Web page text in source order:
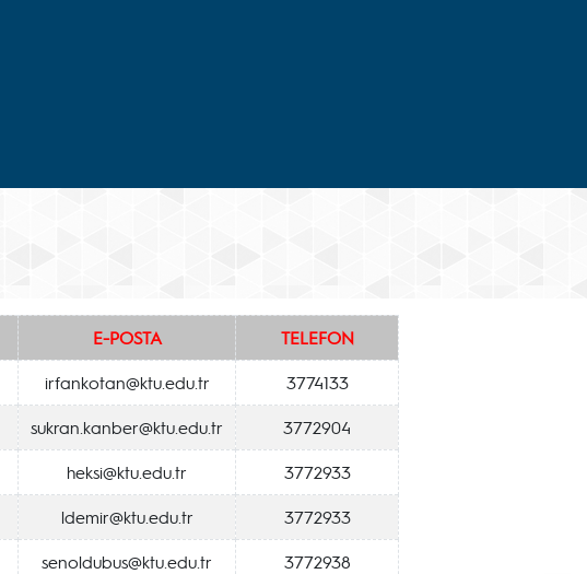
E-POSTA
TELEFON
irfankotan@ktu.edu.tr
3774133
sukran.kanber@ktu.edu.tr
3772904
heksi@ktu.edu.tr
3772933
ldemir@ktu.edu.tr
3772933
senoldubus@ktu.edu.tr
3772938